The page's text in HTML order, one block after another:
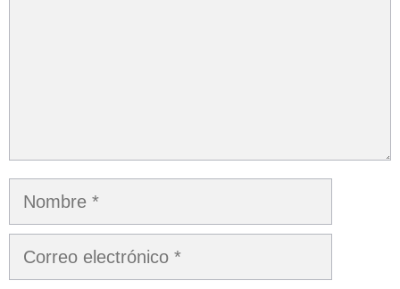
Nombre
Correo
electrónico